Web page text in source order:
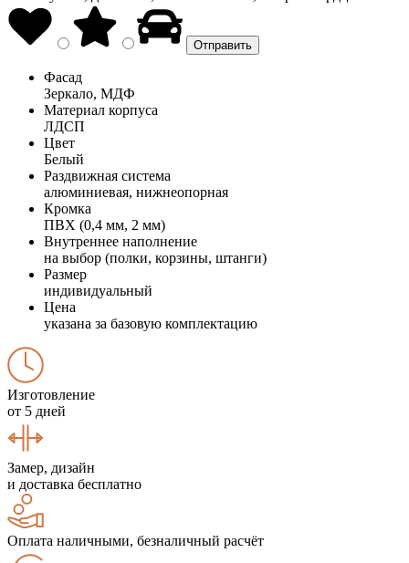
Фасад
Зеркало, МДФ
Материал корпуса
ЛДСП
Цвет
Белый
Раздвижная система
алюминиевая, нижнеопорная
Кромка
ПВХ (0,4 мм, 2 мм)
Внутреннее наполнение
на выбор (полки, корзины, штанги)
Размер
индивидуальный
Цена
указана за базовую комплектацию
Изготовление
от 5 дней
Замер, дизайн
и доставка бесплатно
Оплата наличными, безналичный расчёт